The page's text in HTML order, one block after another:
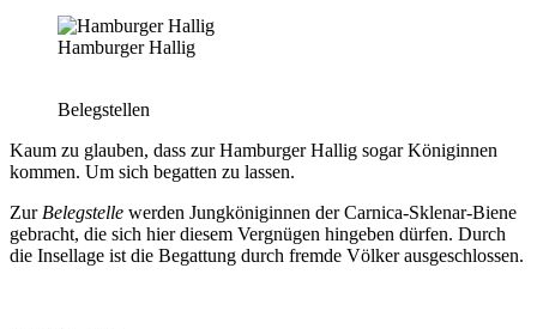
Hamburger Hallig
Belegstellen
Kaum zu glauben, dass zur Hamburger Hallig sogar Königinnen
kommen. Um sich begatten zu lassen.
Zur Belegstelle werden Jungköniginnen der Carnica-Sklenar-Biene
gebracht, die sich hier diesem Vergnügen hingeben dürfen. Durch
die Insellage ist die Begattung durch fremde Völker ausgeschlossen.